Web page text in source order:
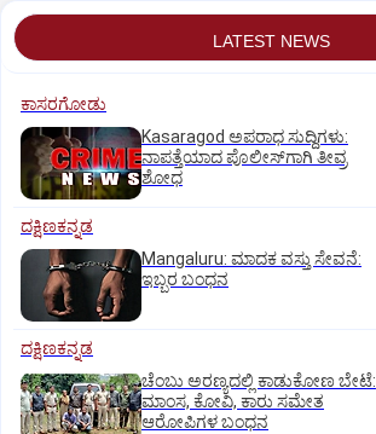
LATEST NEWS
ಕಾಸರಗೋಡು
Kasaragod ಅಪರಾಧ ಸುದ್ದಿಗಳು:
ನಾಪತ್ತೆಯಾದ ಪೊಲೀಸ್‌ಗಾಗಿ ತೀವ್ರ
ಶೋಧ
ದಕ್ಷಿಣಕನ್ನಡ
Mangaluru: ಮಾದಕ ವಸ್ತು ಸೇವನೆ:
ಇಬ್ಬರ ಬಂಧನ
ದಕ್ಷಿಣಕನ್ನಡ
ಚೆಂಬು ಅರಣ್ಯದಲ್ಲಿ ಕಾಡುಕೋಣ ಬೇಟೆ:
ಮಾಂಸ, ಕೋವಿ, ಕಾರು ಸಮೇತ
ಆರೋಪಿಗಳ ಬಂಧನ